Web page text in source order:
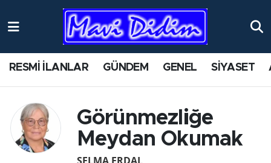
RESMİ İLANLAR GÜNDEM GENEL SİYASET
Görünmezliğe
Meydan Okumak
ANTİK YERLER
AYDIN
BİLİM VE TEKNOLOJİ
Nöbetçi Eczaneler
Namaz Vakitleri
Trafik Durumu